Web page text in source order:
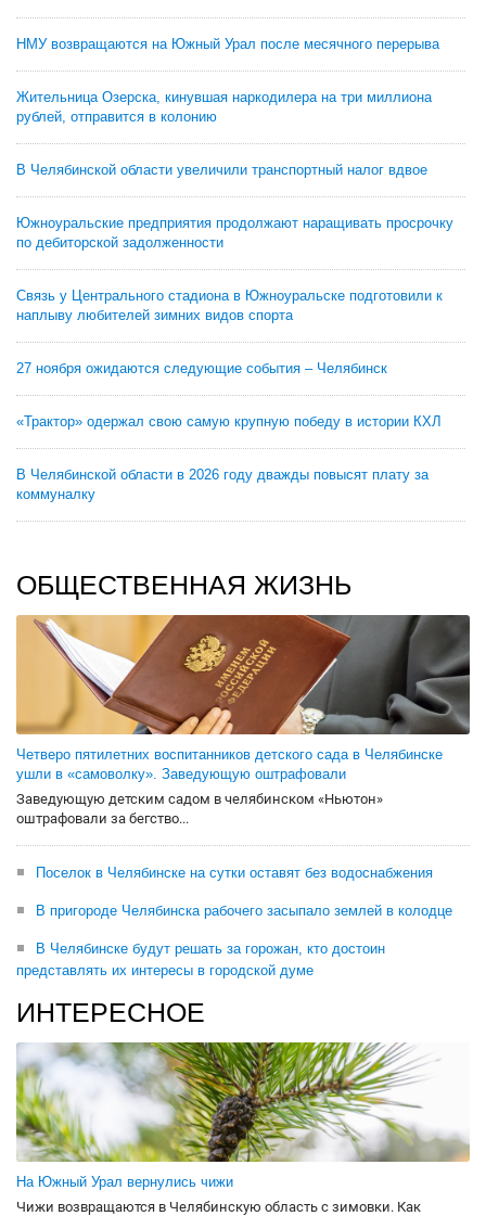
НМУ возвращаются на Южный Урал после месячного перерыва
Жительница Озерска, кинувшая наркодилера на три миллиона
рублей, отправится в колонию
В Челябинской области увеличили транспортный налог вдвое
Южноуральские предприятия продолжают наращивать просрочку
по дебиторской задолженности
Связь у Центрального стадиона в Южноуральске подготовили к
наплыву любителей зимних видов спорта
27 ноября ожидаются следующие события – Челябинск
«Трактор» одержал свою самую крупную победу в истории КХЛ
В Челябинской области в 2026 году дважды повысят плату за
коммуналку
ОБЩЕСТВЕННАЯ ЖИЗНЬ
Четверо пятилетних воспитанников детского сада в Челябинске
ушли в «самоволку». Заведующую оштрафовали
Заведующую детским садом в челябинском «Ньютон»
оштрафовали за бегство...
Поселок в Челябинске на сутки оставят без водоснабжения
В пригороде Челябинска рабочего засыпало землей в колодце
В Челябинске будут решать за горожан, кто достоин
представлять их интересы в городской думе
ИНТЕРЕСНОЕ
На Южный Урал вернулись чижи
Чижи возвращаются в Челябинскую область с зимовки. Как